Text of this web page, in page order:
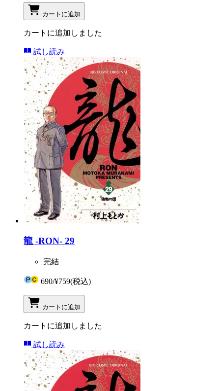
カートに追加
カートに追加しました
試し読み
龍 -RON- 29
完結
690/¥759(税込)
カートに追加
カートに追加しました
試し読み